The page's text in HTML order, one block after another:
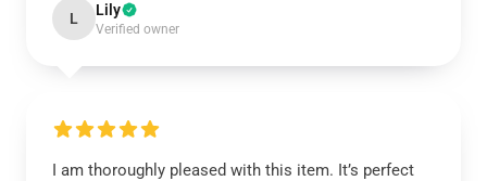
L Lily
Verified owner
I am thoroughly pleased with this item. It’s perfect